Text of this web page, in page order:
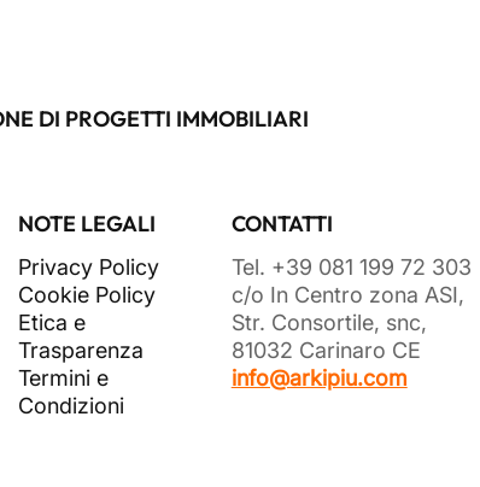
DI PROGETTI IMMOBILIARI
NOTE LEGALI
Privacy Policy
Cookie Policy
Etica e
Trasparenza
Termini e
Condizioni
CONTATTI
Tel. +39 081 199 72 303
c/o In Centro zona ASI,
Str. Consortile, snc,
81032 Carinaro CE
info@arkipiu.com